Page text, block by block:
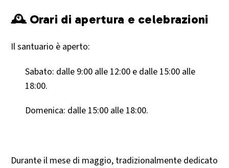
🕰️ Orari di apertura e celebrazioni
Il santuario è aperto:​
Sabato: dalle 9:00 alle 12:00 e dalle 15:00 alle
18:00.​
Domenica: dalle 15:00 alle 18:00.​
Durante il mese di maggio, tradizionalmente dedicato